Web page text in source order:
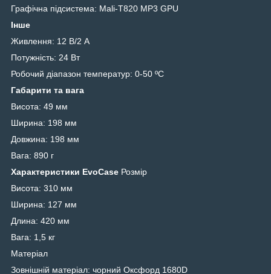
Графічна підсистема: Mali-T820 MP3 GPU
Інше
Живлення: 12 В/2 А
Потужність: 24 Вт
Робочий діапазон температур: 0-50 ºC
Габарити та вага
Висота: 49 мм
Ширина: 198 мм
Довжина: 198 мм
Вага: 890 г
Характеристики EvoCase Розмір
Висота: 310 мм
Ширина: 127 мм
Длина: 420 мм
Вага: 1,5 кг
Матеріал
Зовнішній матеріал: чорний Оксфорд 1680D